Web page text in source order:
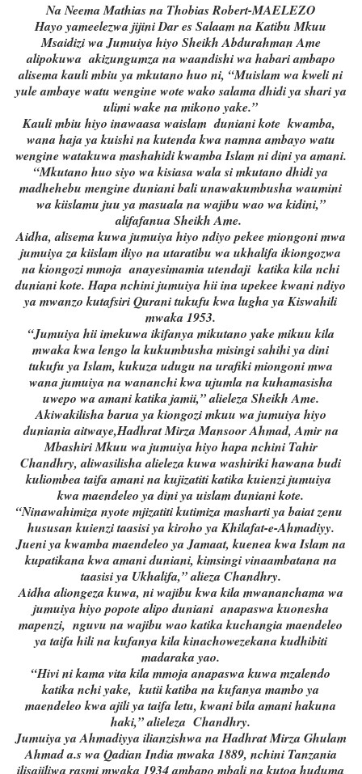
Na Neema Mathias na Thobias Robert-MAELEZO
Hayo yameelezwa jijini Dar es Salaam na Katibu Mkuu
Msaidizi wa Jumuiya hiyo Sheikh Abdurahman Ame
alipokuwa akizungumza na waandishi wa habari ambapo
alisema kauli mbiu ya mkutano huo ni, “Muislam wa kweli ni
yule ambaye watu wengine wote wako salama dhidi ya shari ya
ulimi wake na mikono yake.”
Kauli mbiu hiyo inawaasa waislam duniani kote kwamba,
wana haja ya kuishi na kutenda kwa namna ambayo watu
wengine watakuwa mashahidi kwamba Islam ni dini ya amani.
“Mkutano huo siyo wa kisiasa wala si mkutano dhidi ya
madhehebu mengine duniani bali unawakumbusha waumini
wa kiislamu juu ya masuala na wajibu wao wa kidini,”
alifafanua Sheikh Ame.
Aidha, alisema kuwa jumuiya hiyo ndiyo pekee miongoni mwa
jumuiya za kiislam iliyo na utaratibu wa ukhalifa ikiongozwa
na kiongozi mmoja anayesimamia utendaji katika kila nchi
duniani kote. Hapa nchini jumuiya hii ina upekee kwani ndiyo
ya mwanzo kutafsiri Qurani tukufu kwa lugha ya Kiswahili
mwaka 1953.
“Jumuiya hii imekuwa ikifanya mikutano yake mikuu kila
mwaka kwa lengo la kukumbusha misingi sahihi ya dini
tukufu ya Islam, kukuza udugu na urafiki miongoni mwa
wana jumuiya na wananchi kwa ujumla na kuhamasisha
uwepo wa amani katika jamii,” alieleza Sheikh Ame.
Akiwakilisha barua ya kiongozi mkuu wa jumuiya hiyo
duniania aitwaye,Hadhrat Mirza Mansoor Ahmad, Amir na
Mbashiri Mkuu wa jumuiya hiyo hapa nchini Tahir
Chandhry, aliwasilisha alieleza kuwa washiriki hawana budi
kuliombea taifa amani na kujizatiti katika kuienzi jumuiya
kwa maendeleo ya dini ya uislam duniani kote.
“Ninawahimiza nyote mjizatiti kutimiza masharti ya baiat zenu
hususan kuienzi taasisi ya kiroho ya Khilafat-e-Ahmadiyy.
Jueni ya kwamba maendeleo ya Jamaat, kuenea kwa Islam na
kupatikana kwa amani duniani, kimsingi vinaambatana na
taasisi ya Ukhalifa,” alieza Chandhry.
Aidha aliongeza kuwa, ni wajibu kwa kila mwananchama wa
jumuiya hiyo popote alipo duniani anapaswa kuonesha
mapenzi, nguvu na wajibu wao katika kuchangia maendeleo
ya taifa hili na kufanya kila kinachowezekana kudhibiti
madaraka yao.
“Hivi ni kama vita kila mmoja anapaswa kuwa mzalendo
katika nchi yake, kutii katiba na kufanya mambo ya
maendeleo kwa ajili ya taifa letu, kwani bila amani hakuna
haki,” alieleza Chandhry.
Jumuiya ya Ahmadiyya ilianzishwa na Hadhrat Mirza Ghulam
Ahmad a.s wa Qadian India mwaka 1889, nchini Tanzania
ilisajiliwa rasmi mwaka 1934 ambapo mbali na kutoa huduma